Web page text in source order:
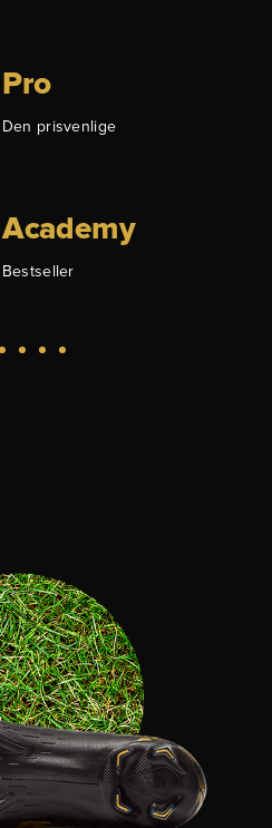
Pro
Den prisvenlige
Academy
Bestseller